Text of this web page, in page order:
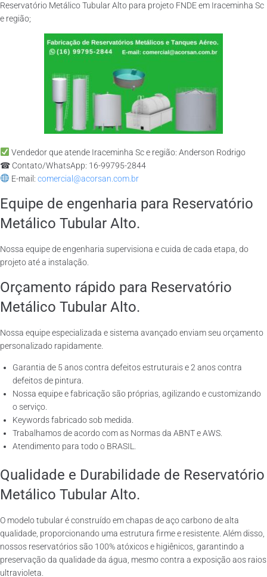
Reservatório Metálico Tubular Alto para projeto FNDE em Iraceminha Sc
e região;
Vendedor que atende Iraceminha Sc e região: Anderson Rodrigo
☎ Contato/WhatsApp: 16-99795-2844
E-mail: comercial@acorsan.com.br
Equipe de engenharia para Reservatório
Metálico Tubular Alto.
Nossa equipe de engenharia supervisiona e cuida de cada etapa, do
projeto até a instalação.
Orçamento rápido para Reservatório
Metálico Tubular Alto.
Nossa equipe especializada e sistema avançado enviam seu orçamento
personalizado rapidamente.
Garantia de 5 anos contra defeitos estruturais e 2 anos contra
defeitos de pintura.
Nossa equipe e fabricação são próprias, agilizando e customizando
o serviço.
Keywords fabricado sob medida.
Trabalhamos de acordo com as Normas da ABNT e AWS.
Atendimento para todo o BRASIL.
Qualidade e Durabilidade de Reservatório
Metálico Tubular Alto.
O modelo tubular é construído em chapas de aço carbono de alta
qualidade, proporcionando uma estrutura firme e resistente. Além disso,
nossos reservatórios são 100% atóxicos e higiênicos, garantindo a
preservação da qualidade da água, mesmo contra a exposição aos raios
ultravioleta.